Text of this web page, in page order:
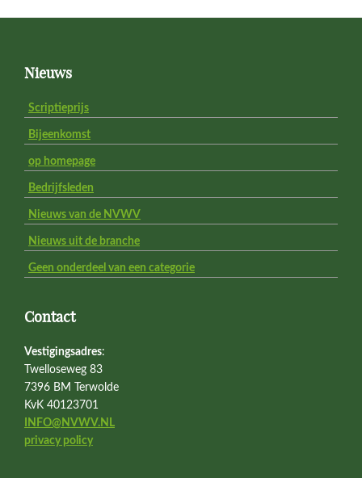
FooterNieuws
Scriptieprijs
Bijeenkomst
op homepage
Bedrijfsleden
Nieuws van de NVWV
Nieuws uit de branche
Geen onderdeel van een categorie
Contact
Vestigingsadres:
Twelloseweg 83
7396 BM Terwolde
KvK 40123701
INFO@NVWV.NL
privacy policy